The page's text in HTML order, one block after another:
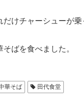
けチャーシューが乗
ばを食べました。
華そば 田代食堂